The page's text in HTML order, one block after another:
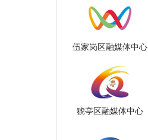
伍家岗区融媒体中心
猇亭区融媒体中心